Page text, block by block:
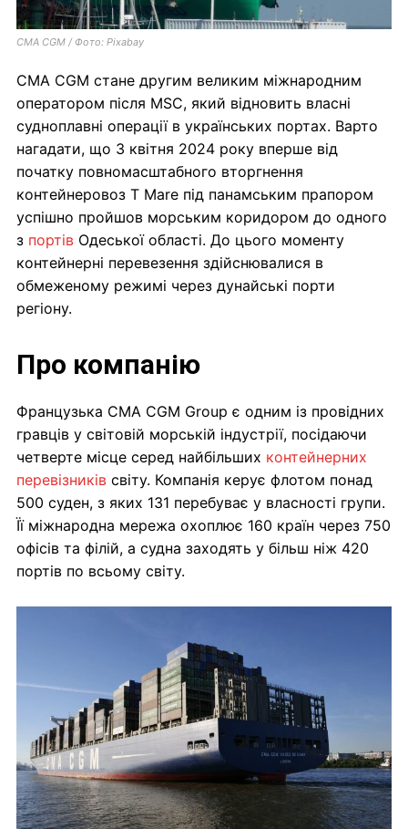
CMA CGM / Фото: Pixabay
CMA CGM стане другим великим міжнародним
оператором після MSC, який відновить власні
судноплавні операції в українських портах. Варто
нагадати, що 3 квітня 2024 року вперше від
початку повномасштабного вторгнення
контейнеровоз T Mare під панамським прапором
успішно пройшов морським коридором до одного
з портів Одеської області. До цього моменту
контейнерні перевезення здійснювалися в
обмеженому режимі через дунайські порти
регіону.
Про компанію
Французька CMA CGM Group є одним із провідних
гравців у світовій морській індустрії, посідаючи
четверте місце серед найбільших контейнерних
перевізників світу. Компанія керує флотом понад
500 суден, з яких 131 перебуває у власності групи.
Її міжнародна мережа охоплює 160 країн через 750
офісів та філій, а судна заходять у більш ніж 420
портів по всьому світу.